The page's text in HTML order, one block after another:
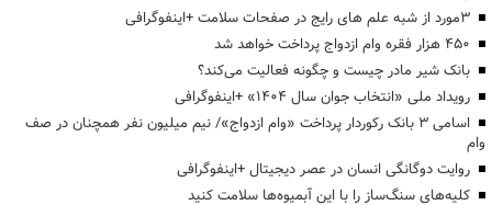
3مورد از شبه علم های رایج در صفحات سلامت +اینفوگرافی
۴۵۰ هزار فقره وام ازدواج پرداخت خواهد شد
بانک شیر مادر چیست و چگونه فعالیت می‌کند؟
رویداد ملی «انتخاب جوان سال ۱۴۰۴» +اینفوگرافی
اسامی ۳ بانک رکوردار پرداخت «وام ازدواج»/ نیم میلیون نفر همچنان در صف
وام
روایت دوگانگی انسان در عصر دیجیتال +اینفوگرافی
کلیه‌های سنگ‌ساز را با این آبمیوه‌ها سلامت کنید